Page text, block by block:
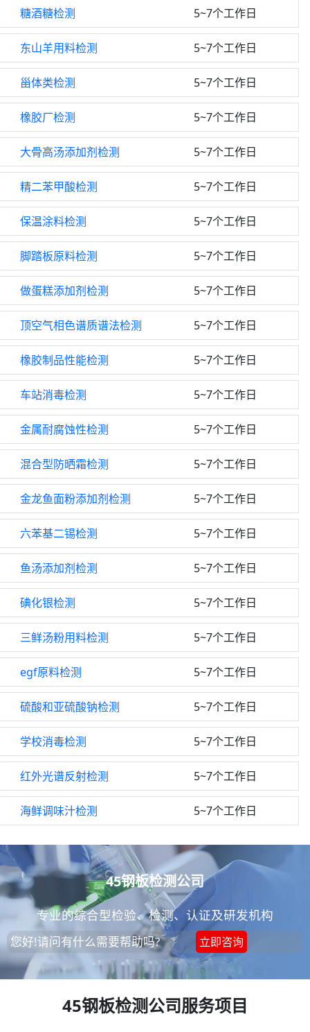
糖酒糖检测 5~7个工作日
东山羊用料检测 5~7个工作日
甾体类检测 5~7个工作日
橡胶厂检测 5~7个工作日
大骨高汤添加剂检测 5~7个工作日
精二苯甲酸检测 5~7个工作日
保温涂料检测 5~7个工作日
脚踏板原料检测 5~7个工作日
做蛋糕添加剂检测 5~7个工作日
顶空气相色谱质谱法检测 5~7个工作日
橡胶制品性能检测 5~7个工作日
车站消毒检测 5~7个工作日
金属耐腐蚀性检测 5~7个工作日
混合型防晒霜检测 5~7个工作日
金龙鱼面粉添加剂检测 5~7个工作日
六苯基二锡检测 5~7个工作日
鱼汤添加剂检测 5~7个工作日
碘化银检测 5~7个工作日
三鲜汤粉用料检测 5~7个工作日
egf原料检测 5~7个工作日
硫酸和亚硫酸钠检测 5~7个工作日
学校消毒检测 5~7个工作日
红外光谱反射检测 5~7个工作日
海鲜调味汁检测 5~7个工作日
45钢板检测公司
专业的综合型检验、检测、认证及研发机构
您好!请问有什么需要帮助吗? 立即咨询
45钢板检测公司服务项目